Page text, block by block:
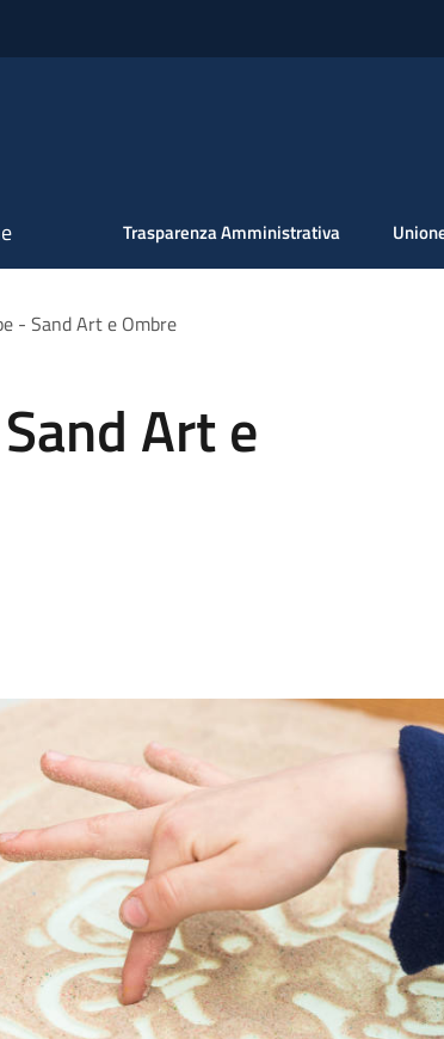
Trasparenza Amministrativa
- Sand Art e Ombre
Art e